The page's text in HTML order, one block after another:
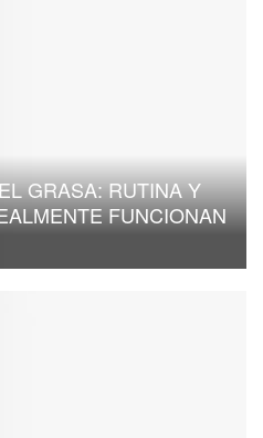
GRASA: RUTINA Y
FUNCIONAN